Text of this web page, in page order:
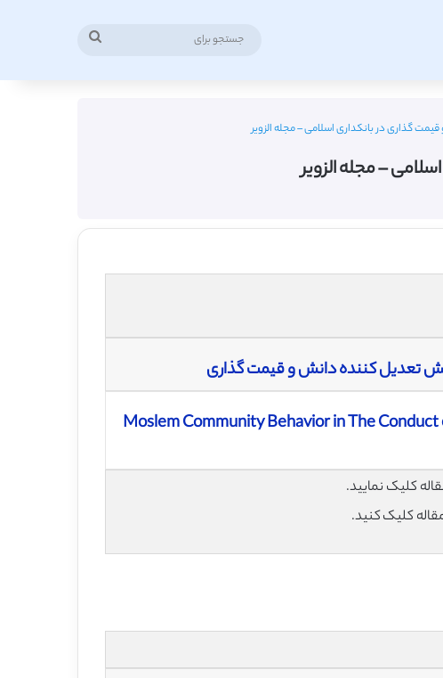
گذاری در بانکداری اسلامی – مجله الزویر
– مجله الزویر
تعدیل کننده دانش و قیمت گذاری
Moslem Community Behavior in The
کلیک کنید.